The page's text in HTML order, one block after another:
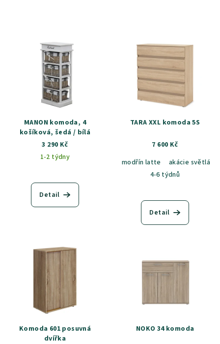
MANON komoda, 4
košíková, šedá / bílá
3 290 Kč
1-2 týdny
Detail
TARA XXL komoda 5S
7 600 Kč
modřín latte
akácie světlá
4-6 týdnů
Detail
Komoda 601 posuvná
dvířka
NOKO 34 komoda